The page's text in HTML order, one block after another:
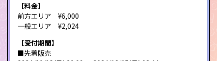
【料金】
前方エリア ¥6,000
一般エリア ¥2,024
【受付期間】
■先着販売